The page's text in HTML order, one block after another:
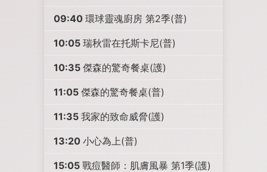
09:40 環球靈魂廚房 第2季(普)
10:05 瑞秋雷在托斯卡尼(普)
10:35 傑森的驚奇餐桌(護)
11:05 傑森的驚奇餐桌(普)
11:35 我家的致命威脅(護)
13:20 小心為上(普)
15:05 戰痘醫師：肌膚風暴 第1季(護)